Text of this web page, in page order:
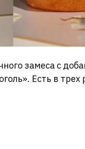
замеса с
Есть в трех